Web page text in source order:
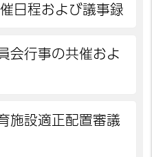
日程および議事録
会行事の共催およ
施設適正配置審議